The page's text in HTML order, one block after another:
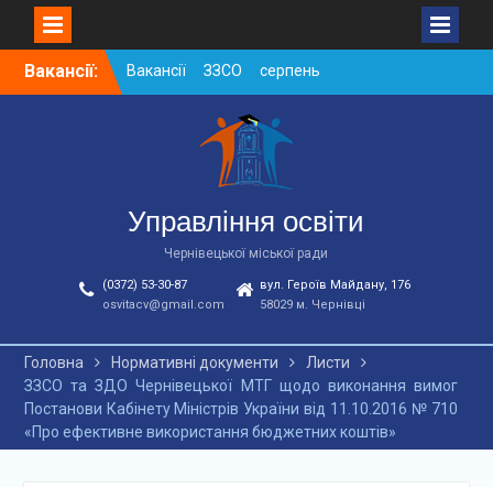
SkipВакансії:
Вакансії ЗЗСО серпень
2026
Вакансії ЗЗСО червень
Вакансії у ЗДО та
дошкільних підрозділах
ЗЗСО станом на
01.08.2026 р.
Управління освіти
Чернівецької міської ради
(0372) 53-30-87
osvitacv@gmail.com
вул. Героїв Майдану, 176
58029 м. Чернівці
Головна Нормативні документи
Листи
ЗЗСО та ЗДО Чернівецької МТГ щодо виконання вимог
Постанови Кабінету Міністрів України від 11.10.2016 № 710
«Про ефективне використання бюджетних коштів»